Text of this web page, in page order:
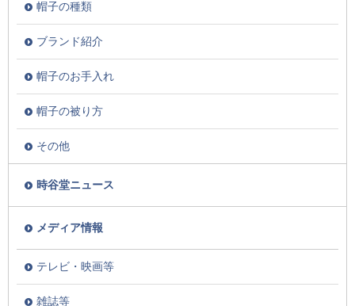
帽子の種類
ブランド紹介
帽子のお手入れ
帽子の被り方
その他
時谷堂ニュース
メディア情報
テレビ・映画等
雑誌等